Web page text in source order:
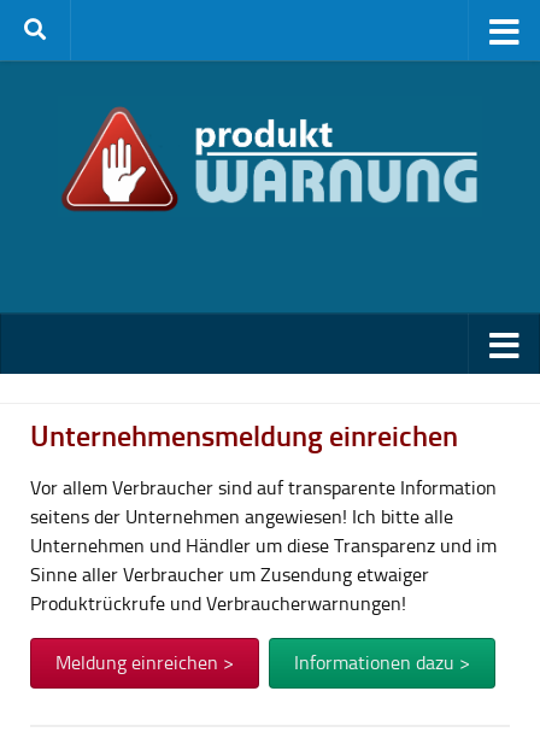
Zum Inhalt springen
Unternehmensmeldung einreichen
Vor allem Verbraucher sind auf transparente Information
seitens der Unternehmen angewiesen! Ich bitte alle
Unternehmen und Händler um diese Transparenz und im
Sinne aller Verbraucher um Zusendung etwaiger
Produktrückrufe und Verbraucherwarnungen!
Meldung einreichen > Informationen dazu >